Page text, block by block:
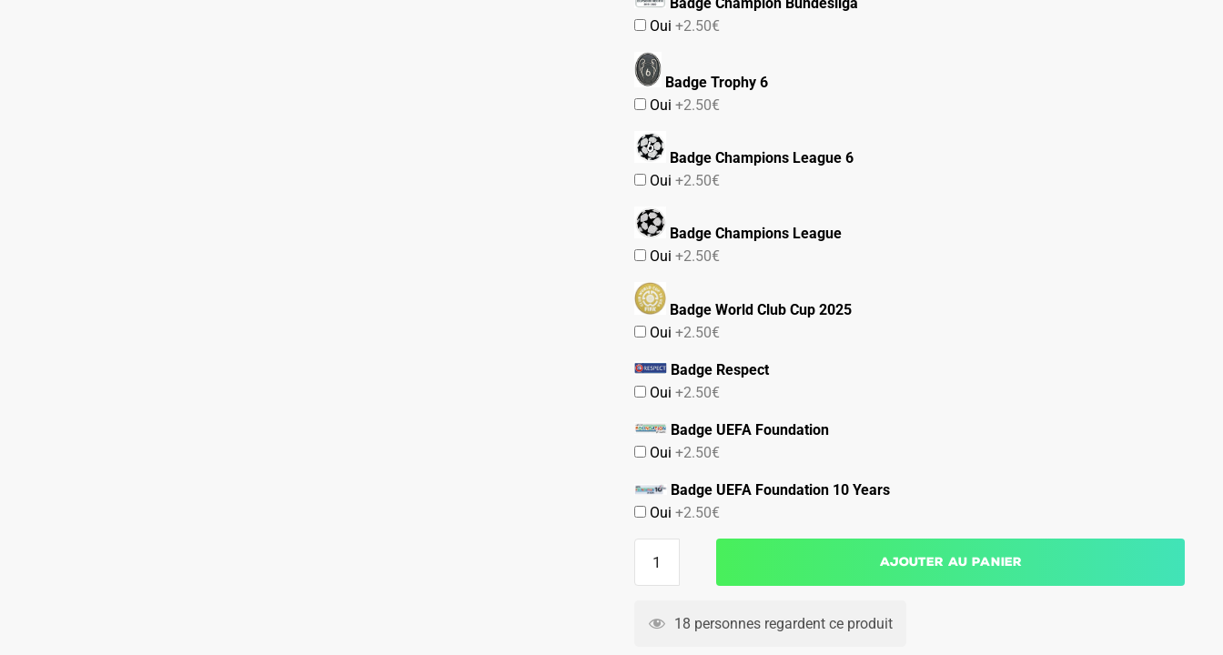
Oui+2.50€
Badge Trophy 6
Oui+2.50€
Badge Champions League 6
Oui+2.50€
Badge Champions League
Oui+2.50€
Badge World Club Cup 2025
Oui+2.50€
Badge Respect
Oui+2.50€
Badge UEFA Foundation
Oui+2.50€
Badge UEFA Foundation 10 Years
Oui+2.50€
Bayern
Ajouter au panier
18 personnes regardent ce produit